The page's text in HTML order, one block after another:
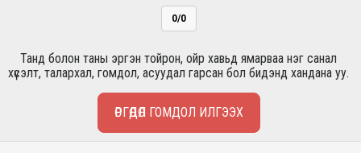
0/0
Танд болон таны эргэн тойрон, ойр хавьд ямарваа нэг санал
хүсэлт, талархал, гомдол, асуудал гарсан бол бидэнд хандана уу.
ӨРГӨДӨЛ ГОМДОЛ ИЛГЭЭХ